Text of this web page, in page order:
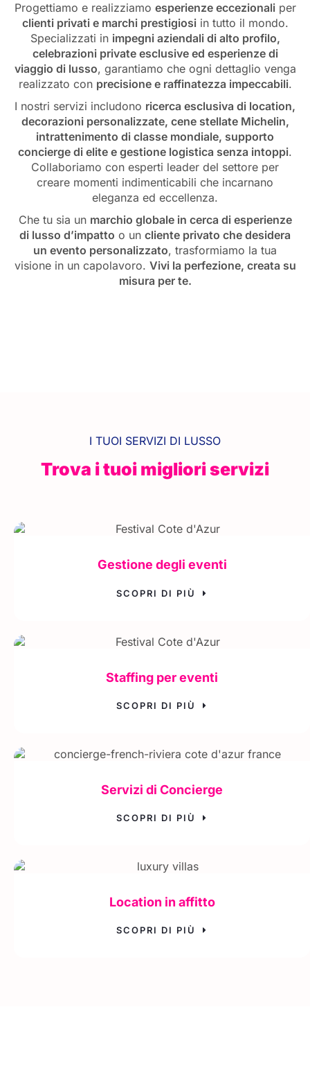
Progettiamo e realizziamo esperienze eccezionaliper
clienti privati e marchi prestigiosiin tutto il mondo.
Specializzati in impegni aziendali di alto profilo,
celebrazioni private esclusive ed esperienze di
viaggio di lusso, garantiamo che ogni dettaglio venga
realizzato con precisione e raffinatezza impeccabili.
I nostri servizi includono ricerca esclusiva di location,
decorazioni personalizzate, cene stellate Michelin,
intrattenimento di classe mondiale, supporto
concierge di elite e gestione logistica senza intoppi.
Collaboriamo con esperti leader del settore per
creare momenti indimenticabili che incarnano
eleganza ed eccellenza.
Che tu sia un marchio globale in cerca di esperienze
di lusso d’impatto o un cliente privato che desidera
un evento personalizzato, trasformiamo la tua
visione in un capolavoro. Vivi la perfezione, creata su
misura per te.
I TUOI SERVIZI DI LUSSO
Trova i tuoi migliori servizi
Gestione degli eventi
SCOPRI DI PIÙ
Staffing per eventi
SCOPRI DI PIÙ
Servizi di Concierge
SCOPRI DI PIÙ
Location in affitto
SCOPRI DI PIÙ